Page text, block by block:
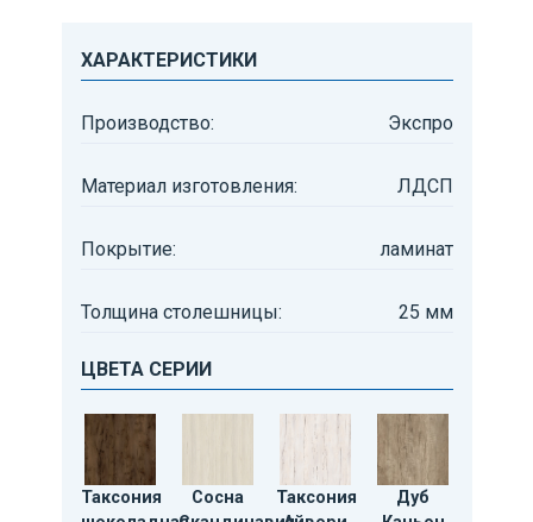
ХАРАКТЕРИСТИКИ
Производство: Экспро
Материал изготовления: ЛДСП
Покрытие: ламинат
Толщина столешницы: 25 мм
ЦВЕТА СЕРИИ
Таксония
Сосна
Таксония
Дуб